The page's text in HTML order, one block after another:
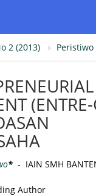
2 (2013) Peristiwo
*- IAIN SMH
Author